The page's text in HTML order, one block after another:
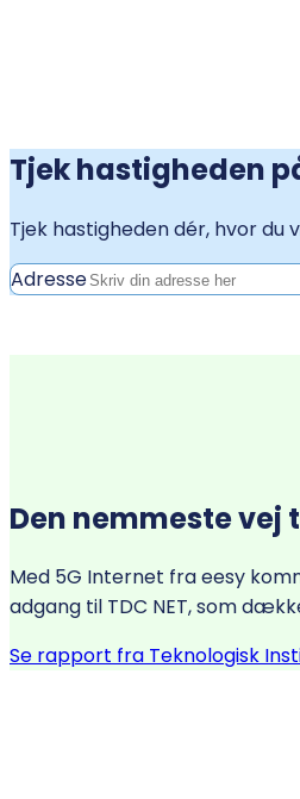
Tjek hastigheden
Tjek hastigheden dér, hvor
Adresse
Den nemmeste
Med 5G Internet fra eesy
adgang til TDC NET, som
Se rapport fra Teknologisk